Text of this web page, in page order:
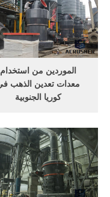
الموردين من استخدام
معدات تعدين الذهب
كوريا الجنوبية
وسجل سعر الذهب تراجع
664
660 جنيه، نتيجة لتراجع